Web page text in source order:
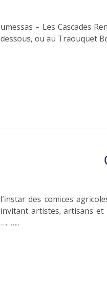
umessas – Les Cascades
dessous, ou au Traouquet
l’instar des comices
invitant artistes, artisans et
….. …..